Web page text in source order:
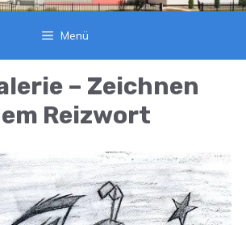
Menü
– Zeichnen
Reizwort